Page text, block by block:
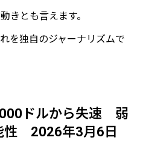
きとも言えます。
を独自のジャーナリズムで
ドルから失速 弱
性 2026年3月6日